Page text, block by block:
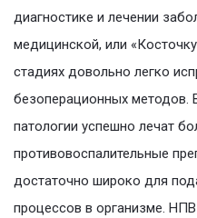
диагностике и лечении
медицинской, или
стадиях довольно легко
безоперационных методов.
патологии успешно лечат
противовоспалительные
достаточно широко для
процессов в организме.